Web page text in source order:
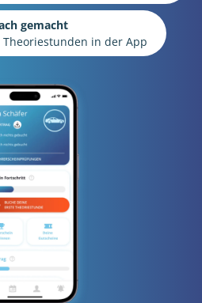
gemacht
Theoriestunden in der App